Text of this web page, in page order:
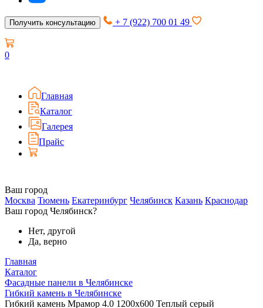
Получить консультацию + 7 (922) 700 01 49
0
Главная
Каталог
Галерея
Прайс
Ваш город
Москва Тюмень Екатеринбург Челябинск Казань Краснодар
Ваш город Челябинск?
Нет, другой
Да, верно
Главная
Каталог
Фасадные панели в Челябинске
Гибкий камень в Челябинске
Гибкий камень Мрамор 4.0 1200x600 Теплый серый